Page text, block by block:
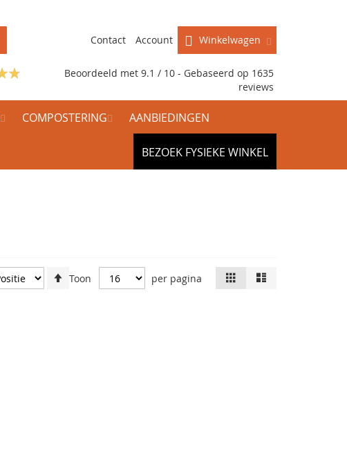
Winkelwagen
Contact Account
Beoordeeld met 9.1 / 10 - Gebaseerd op 1635
reviews
COMPOSTERING AANBIEDINGEN
BEZOEK FYSIEKE WINKEL
Tonen
als
Foto-
tabel
Toon per pagina
Van
hoog